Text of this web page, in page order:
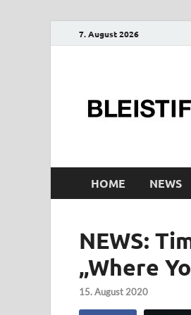
7. August 2026
HOME NEWS
NEWS:
„Where
15. August 2020